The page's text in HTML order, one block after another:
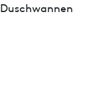
Duschwannen